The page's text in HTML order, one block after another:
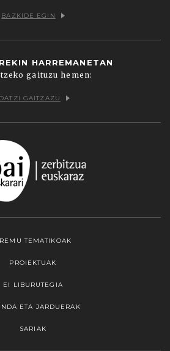
BAZKIDE EGIN
HARREMANETAN
gaituzu hemen:
GAITZAZU
TEMATIKOAK
PROIEKTUAK
EI LIBURUTEGIA
ETA JARDUERAK
SARIAK